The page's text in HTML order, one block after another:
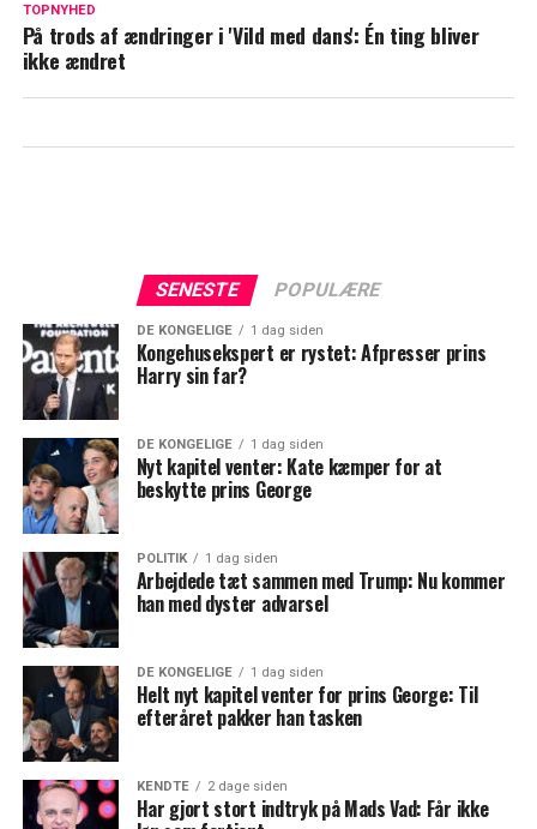
TOPNYHED
På trods af ændringer i 'Vild med dans': Én ting bliver
ikke ændret
SENESTE POPULÆRE
DE KONGELIGE 1 dag siden
Kongehusekspert er rystet: Afpresser prins
Harry sin far?
DE KONGELIGE 1 dag siden
Nyt kapitel venter: Kate kæmper for at
beskytte prins George
POLITIK 1 dag siden
Arbejdede tæt sammen med Trump: Nu kommer
han med dyster advarsel
DE KONGELIGE 1 dag siden
Helt nyt kapitel venter for prins George: Til
efteråret pakker han tasken
KENDTE 2 dage siden
Har gjort stort indtryk på Mads Vad: Får ikke